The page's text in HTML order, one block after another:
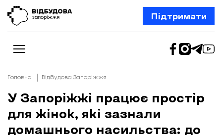
Підтримати
Новини
Відбудова Запоріжжя
Ексклюзив
Головна Відбудова Запоріжжя
У Запоріжжі працює простір
для жінок, які зазнали
домашнього насильства: до